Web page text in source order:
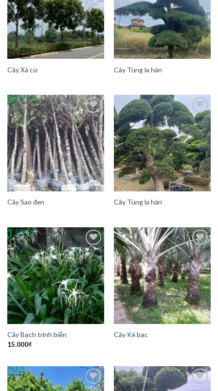
Add to
Wishlist
Cây Xà cừ
Add to
Wishlist
Cây Tùng la hán
Add to
Wishlist
Cây Sao đen
Add to
Wishlist
Cây Tùng la hán
Add to
Wishlist
Cây Bạch trinh biển
15.000₫
Add to
Wishlist
Cây Kè bạc